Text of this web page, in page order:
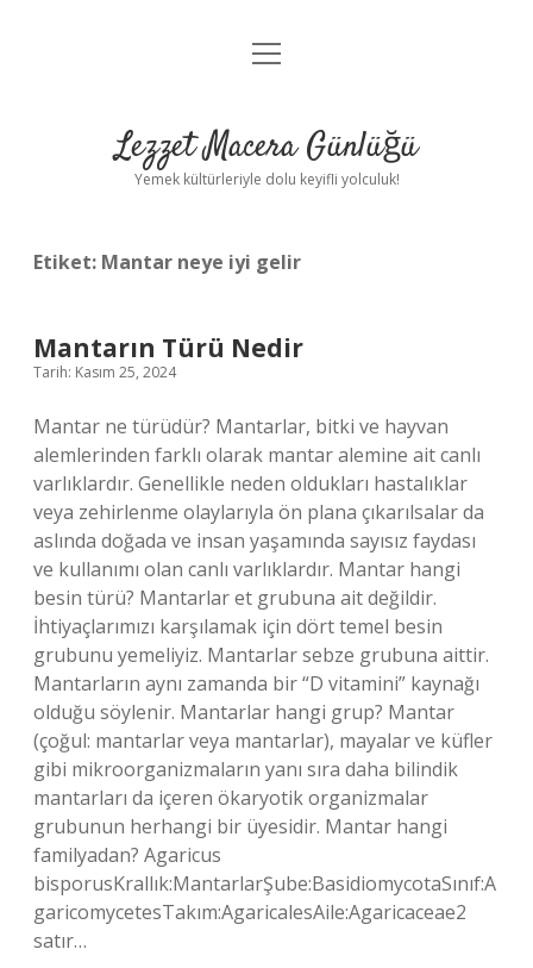
Anasayfa
Yasal Uyarı
menüyü
Lezzet Macera Günlüğü
Yemek kültürleriyle dolu keyifli yolculuk!
Etiket: Mantar neye iyi gelir
Mantarın Türü Nedir
Tarih: Kasım 25, 2024
Mantar ne türüdür? Mantarlar, bitki ve hayvan
alemlerinden farklı olarak mantar alemine ait canlı
varlıklardır. Genellikle neden oldukları hastalıklar
veya zehirlenme olaylarıyla ön plana çıkarılsalar da
aslında doğada ve insan yaşamında sayısız faydası
ve kullanımı olan canlı varlıklardır. Mantar hangi
besin türü? Mantarlar et grubuna ait değildir.
İhtiyaçlarımızı karşılamak için dört temel besin
grubunu yemeliyiz. Mantarlar sebze grubuna aittir.
Mantarların aynı zamanda bir “D vitamini” kaynağı
olduğu söylenir. Mantarlar hangi grup? Mantar
(çoğul: mantarlar veya mantarlar), mayalar ve küfler
gibi mikroorganizmaların yanı sıra daha bilindik
mantarları da içeren ökaryotik organizmalar
grubunun herhangi bir üyesidir. Mantar hangi
familyadan? Agaricus
bisporusKrallık:MantarlarŞube:BasidiomycotaSınıf:A
garicomycetesTakım:AgaricalesAile:Agaricaceae2
satır…